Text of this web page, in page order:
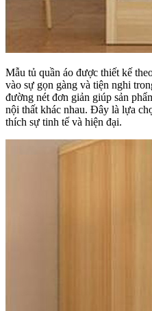
Mẫu tủ quần áo được thiết kế
vào sự gọn gàng và tiện nghi
đường nét đơn giản giúp sản
nội thất khác nhau. Đây là lựa
thích sự tinh tế và hiện đại.